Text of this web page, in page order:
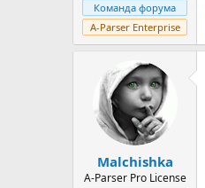
Команда форума
A-Parser Enterprise
Malchishka
A-Parser Pro License